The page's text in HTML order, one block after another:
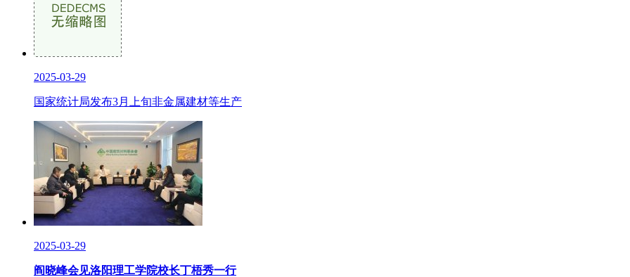
2025-03-29
国家统计局发布3月上旬非金属建材等生产
2025-03-29
阎晓峰会见洛阳理工学院校长丁梧秀一行